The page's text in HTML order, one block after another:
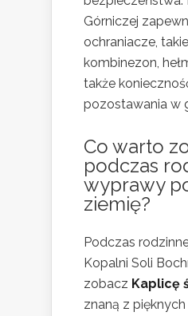
Górniczej
ochraniacze,
kombinezon,
także
pozostawania w
Co warto
podczas
wyprawy
ziemię?
Podczas
Kopalni Soli
zobacz Kaplicę
znaną z pięknych